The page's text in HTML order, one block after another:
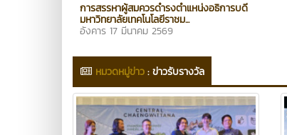
การสรรหาผู้สมควรดำรงตำแหน่งอธิการบดี
มหาวิทยาลัยเทคโนโลยีราชม...
อังคาร 17 มีนาคม 2569
หมวดหมู่ข่าว:ข่าวรับรางวัล